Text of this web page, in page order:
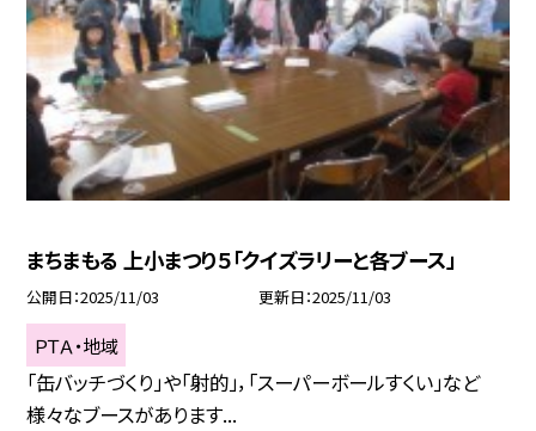
まちまもる 上小まつり５「クイズラリーと各ブース」
公開日 2025/11/03 更新日 2025/11/03
ＰＴＡ・地域
「缶バッチづくり」や「射的」，「スーパーボールすくい」など
様々なブースがあります...